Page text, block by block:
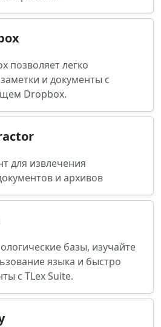
позволяет легко
и документы с
Dropbox.
для извлечения
и архивов
базы, изучайте
языка и быстро
с TLex Suite.